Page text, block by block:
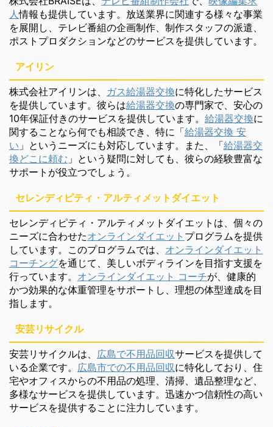
人情報も提供しています。放送業界に関連する様々な事業
を展開し、テレビ番組の企画制作、制作スタッフの派遣、
ポストプロダクションなどのサービスを提供しています。
アイリン
株式会社アイリンは、 ガス給湯器交換に特化したサービス
を提供しています。彼らは給湯器交換の専門家で、安心の
10年保証付きのサービスを提供しています。 給湯器交換に
関することなら何でも相談でき、特に「給湯器交換 安
い 」というニーズにも対応しています。また、「給湯器交
換どこに頼む 」という疑問に対しても、彼らの経験豊富な
サポートが役立つでしょう。
セレンディピティ・アルティメットダイエット
セレンディピティ・アルティメットダイエットは、個々の
ニーズに合わせたオンラインダイエット プログラムを提供
しています。このプログラムでは、 オンラインダイエット
コーチングを通じて、美しいボディラインを目指す支援を
行っています。 オンラインダイエット コーチが、健康的
かつ効果的な体重管理をサポートし、理想の体型達成を目
指します。
安芸リサイクル
安芸リサイクルは、 広島で不用品回収サービスを提供して
いる企業です。 広島市での不用品回収に特化しており、住
宅やオフィスからの不用品の処理、清掃、遺品整理など、
多様なサービスを提供しています。迅速かつ信頼性の高い
サービスを提供することに注力しています。